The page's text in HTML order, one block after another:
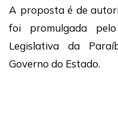
A proposta é de
foi promulgada
Legislativa da
Governo do Estado.